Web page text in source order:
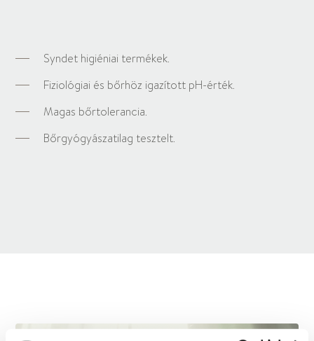
Syndet higiéniai termékek.
Fiziológiai és bőrhöz igazított pH-érték.
Magas bőrtolerancia.
Bőrgyógyászatilag tesztelt.